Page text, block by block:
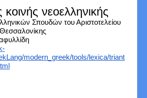
κοινής νεοελληνικής
Σπουδών του Αριστοτελείου
modern_greek/tools/lexica/triant